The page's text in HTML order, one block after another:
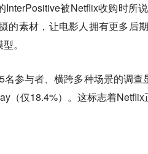
InterPositive被Netflix收购时所
的素材，让电影人拥有更多后
。
参与者、横跨多种场景的调
（仅18.4%）。这标志着Netflix